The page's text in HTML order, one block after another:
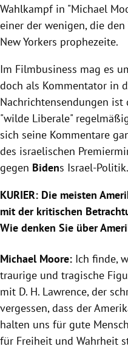
Wahlkampf in "Michael
einer der wenigen, die
New Yorkers prophezeite.
Im Filmbusiness mag es
doch als Kommentator in
Nachrichtensendungen ist
"wilde Liberale"
sich seine Kommentare
des israelischen
gegen Bidens Israel-Politik.
KURIER: Die meisten
mit der kritischen
Wie denken Sie über
Michael Moore: Ich finde,
traurige und tragische
mit D. H. Lawrence, der
vergessen, dass der
halten uns für gute
für Freiheit und Wahrheit